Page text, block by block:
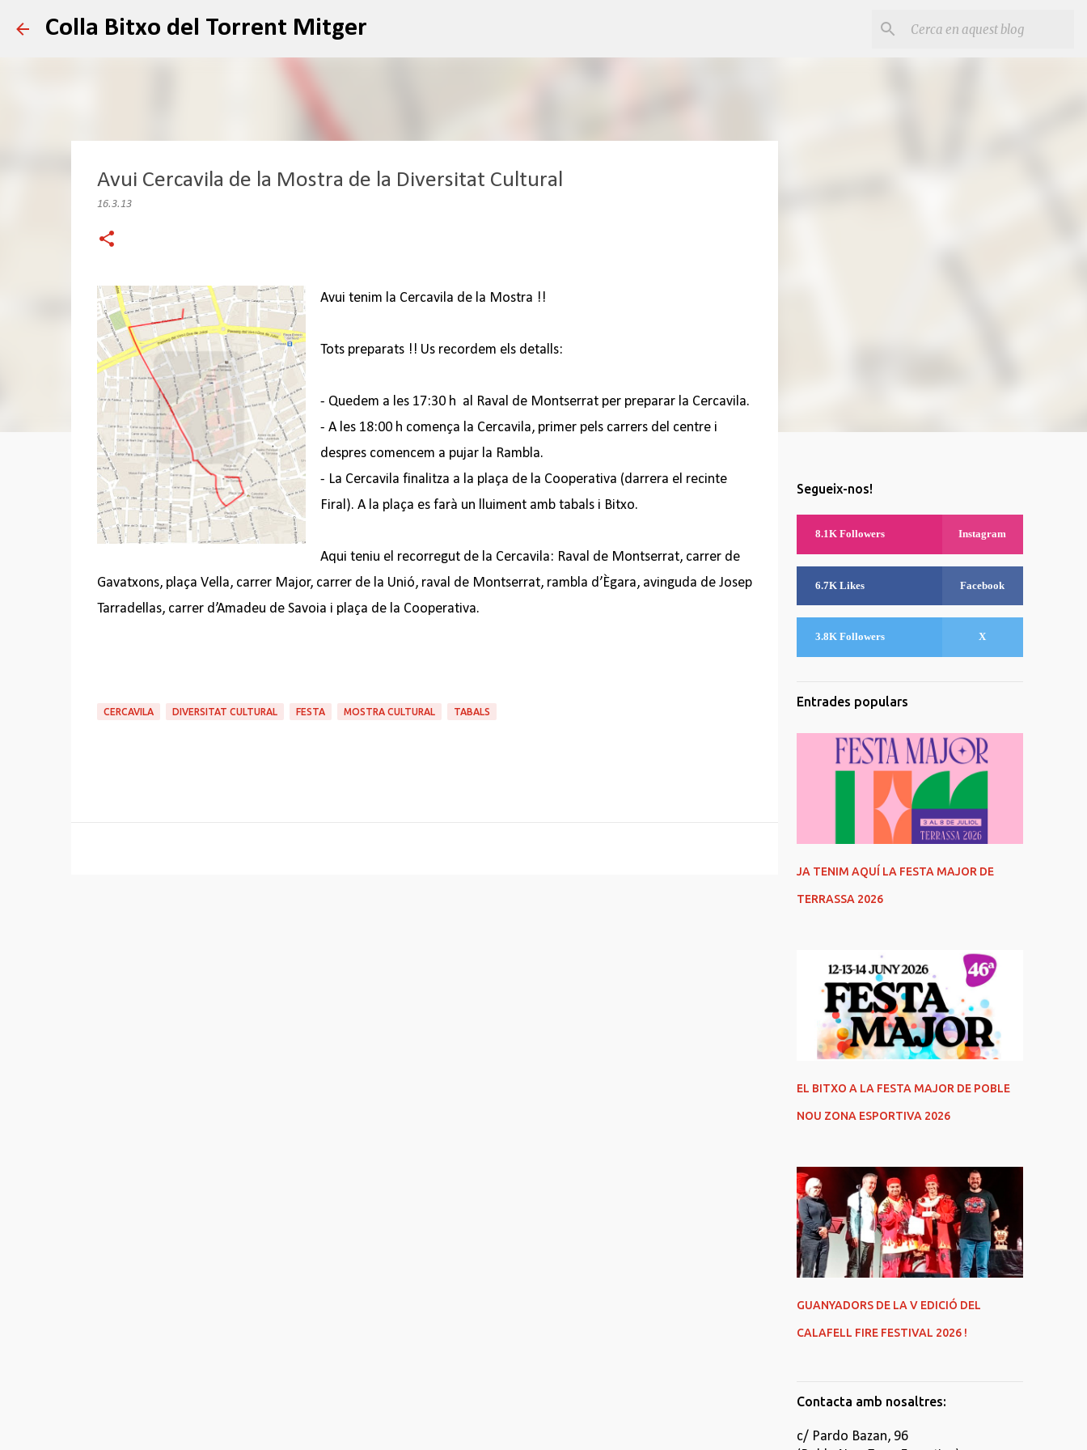
Colla Bitxo del Torrent Mitger
Avui Cercavila de la Mostra de la Diversitat Cultural
16.3.13
Avui tenim la Cercavila de la Mostra !!
Tots preparats !! Us recordem els detalls:
- Quedem a les 17:30 h al Raval de Montserrat per preparar la Cercavila.
- A les 18:00 h comença la Cercavila, primer pels carrers del centre i
despres comencem a pujar la Rambla.
- La Cercavila finalitza a la plaça de la Cooperativa (darrera el recinte
Firal). A la plaça es farà un lluiment amb tabals i Bitxo.
Aqui teniu el recorregut de la Cercavila: Raval de Montserrat, carrer de
Gavatxons, plaça Vella, carrer Major, carrer de la Unió, raval de Montserrat, rambla d’Ègara, avinguda de Josep
Tarradellas, carrer d’Amadeu de Savoia i plaça de la Cooperativa.
CERCAVILA DIVERSITAT CULTURAL FESTA MOSTRA CULTURAL TABALS
Segueix-nos!
8.1K Followers Instagram
6.7K Likes Facebook
3.8K Followers X
Entrades populars
JA TENIM AQUÍ LA FESTA MAJOR DE
TERRASSA 2026
EL BITXO A LA FESTA MAJOR DE POBLE
NOU ZONA ESPORTIVA 2026
GUANYADORS DE LA V EDICIÓ DEL
CALAFELL FIRE FESTIVAL 2026 !
Contacta amb nosaltres:
c/ Pardo Bazan, 96